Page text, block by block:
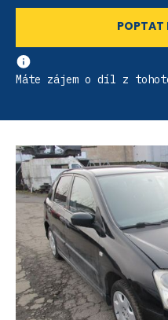
POPTAT
Máte zájem o díl z